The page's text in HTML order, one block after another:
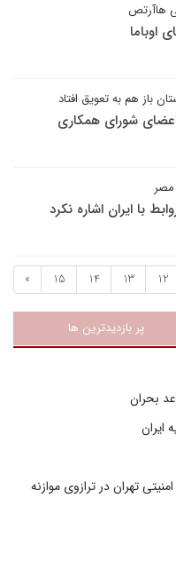
هاآرتص
اوباما
باز هم به تعویق افتاد
شورای همکاری
با ایران اشاره نکرد
12
13
14
15
»
پر بازدیدترین ها
بحران
ایران
تهران در ترازوی موازنه